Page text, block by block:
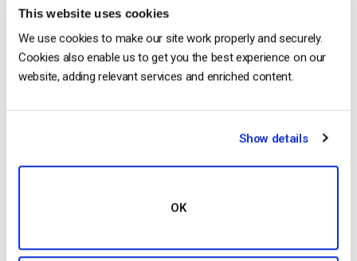
This website uses cookies
We use cookies to make our site work properly and securely.
Cookies also enable us to get you the best experience on our
website, adding relevant services and enriched content.
Show details
OK
CONTINUE READING
posso fornecer para um evento de